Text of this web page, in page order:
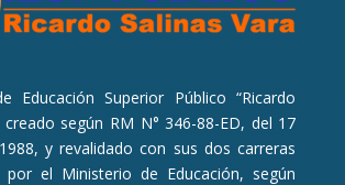
Educación Superior Público “Ricardo
creado según RM N° 346-88-ED, del 17
y revalidado con sus dos carreras
por el Ministerio de Educación, según